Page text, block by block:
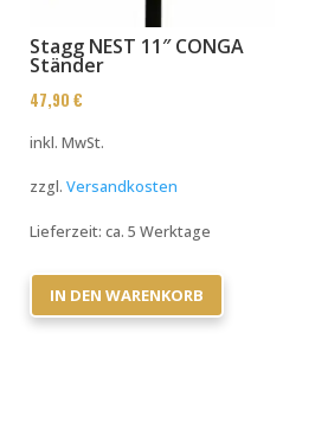
Stagg NEST 11″ CONGA
Ständer
47,90€
inkl. MwSt.
zzgl.Versandkosten
Lieferzeit:ca. 5 Werktage
IN DEN WARENKORB